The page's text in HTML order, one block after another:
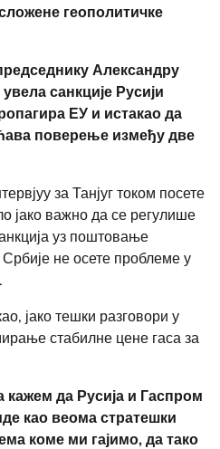
геополитичке
Александру
санкције Русији
ЕУ и истакао да
поверење између две
за Танјуг током посете
јако важно да се регулише
уз поштовање
не осете проблеме у
јако тешки разговори у
стабилне цене гаса за
кажем да Русија и Гаспром
као веома стратешки
коме ми гајимо, да тако